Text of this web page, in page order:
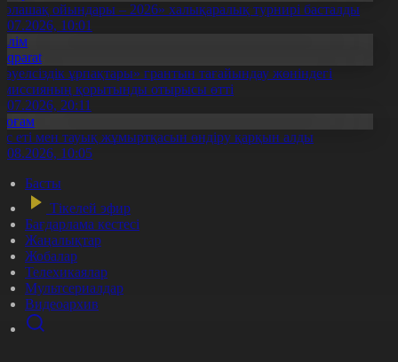
ойындары – 2026» халықаралық турнирі басталды
10:01
ұрпақтары» грантын тағайындау жөніндегі
қорытынды отырысы өтті
20:11
еті мен тауық жұмыртқасын өндіру қарқын алды
10:05
Басты
Тікелей эфир
Бағдарлама кестесі
Жаңалықтар
Жобалар
Телехикаялар
Мультсериалдар
Видеоархив